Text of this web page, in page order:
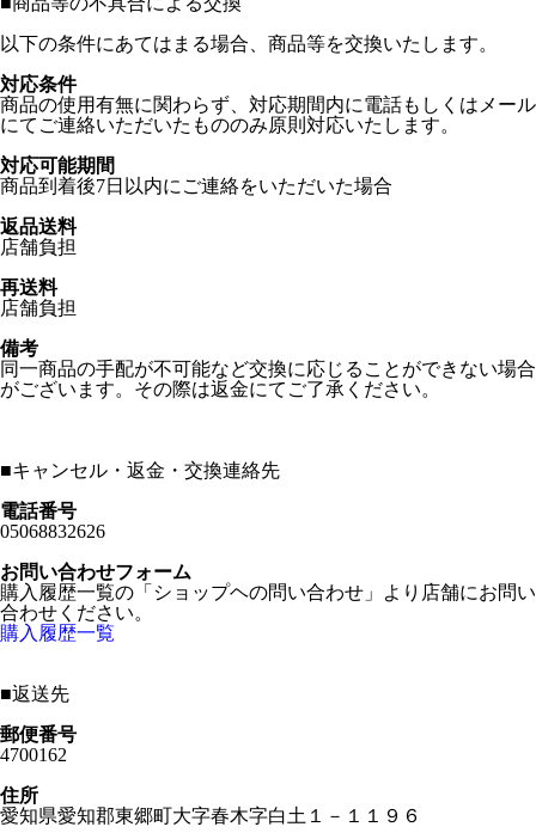
以下の条件にあてはまる場合、商品等を交換いたします。
対応条件
商品の使用有無に関わらず、対応期間内に電話もしくはメール
にてご連絡いただいたもののみ原則対応いたします。
対応可能期間
商品到着後7日以内にご連絡をいただいた場合
返品送料
店舗負担
再送料
店舗負担
備考
同一商品の手配が不可能など交換に応じることができない場合
がございます。その際は返金にてご了承ください。
■キャンセル・返金・交換連絡先
電話番号
05068832626
お問い合わせフォーム
購入履歴一覧の「ショップヘの問い合わせ」より店舗にお問い
合わせください。
購入履歴一覧
■返送先
郵便番号
4700162
住所
愛知県愛知郡東郷町大字春木字白土１－１１９６